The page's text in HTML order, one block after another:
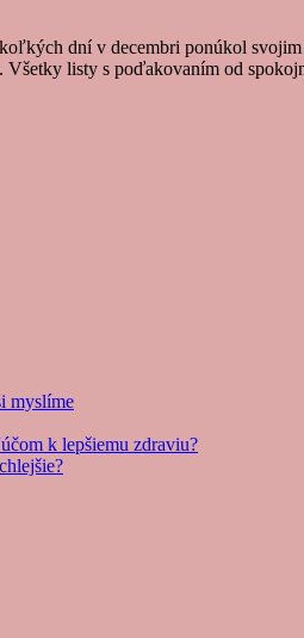
dní v decembri ponúkol
listy s poďakovaním od
myslíme
k lepšiemu zdraviu?